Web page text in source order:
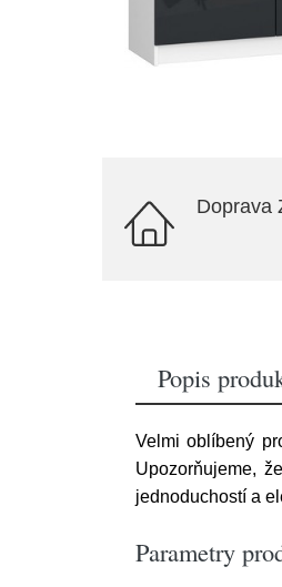
Doprava
Popis
Velmi oblíbený
Upozorňujeme,
jednoduchostí a
Parametry